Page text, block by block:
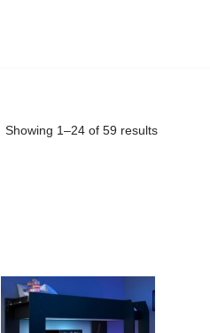
Showing 1–24 of 59 results